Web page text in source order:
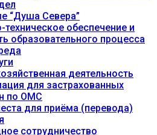
“Душа Севера”
техническое обеспечение и
образовательного процесса
деятельность
для застрахованных
по ОМС
для приёма (перевода)
сотрудничество